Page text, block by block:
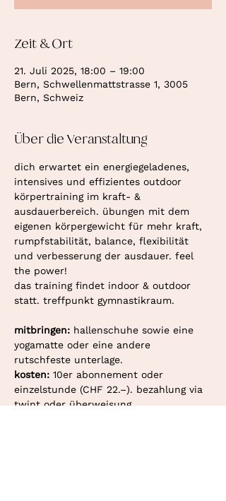
Zeit & Ort
21. Juli 2025, 18:00 – 19:00
Bern, Schwellenmattstrasse 1, 3005
Bern, Schweiz
Über die Veranstaltung
dich erwartet ein energiegeladenes,
intensives und effizientes outdoor
körpertraining im kraft- &
ausdauerbereich. übungen mit dem
eigenen körpergewicht für mehr kraft,
rumpfstabilität, balance, flexibilität
und verbesserung der ausdauer. feel
the power!
das training findet indoor & outdoor
statt. treffpunkt gymnastikraum.
mitbringen: hallenschuhe sowie eine
yogamatte oder eine andere
rutschfeste unterlage.
kosten: 10er abonnement oder
einzelstunde (CHF 22.–). bezahlung via
twint oder überweisung.